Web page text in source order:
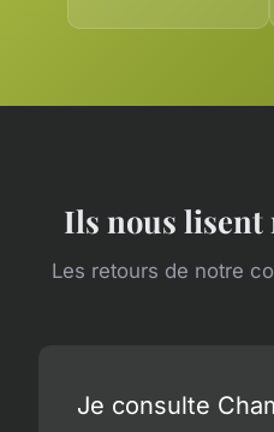
Ils nous
Les retours de notre
Je consulte